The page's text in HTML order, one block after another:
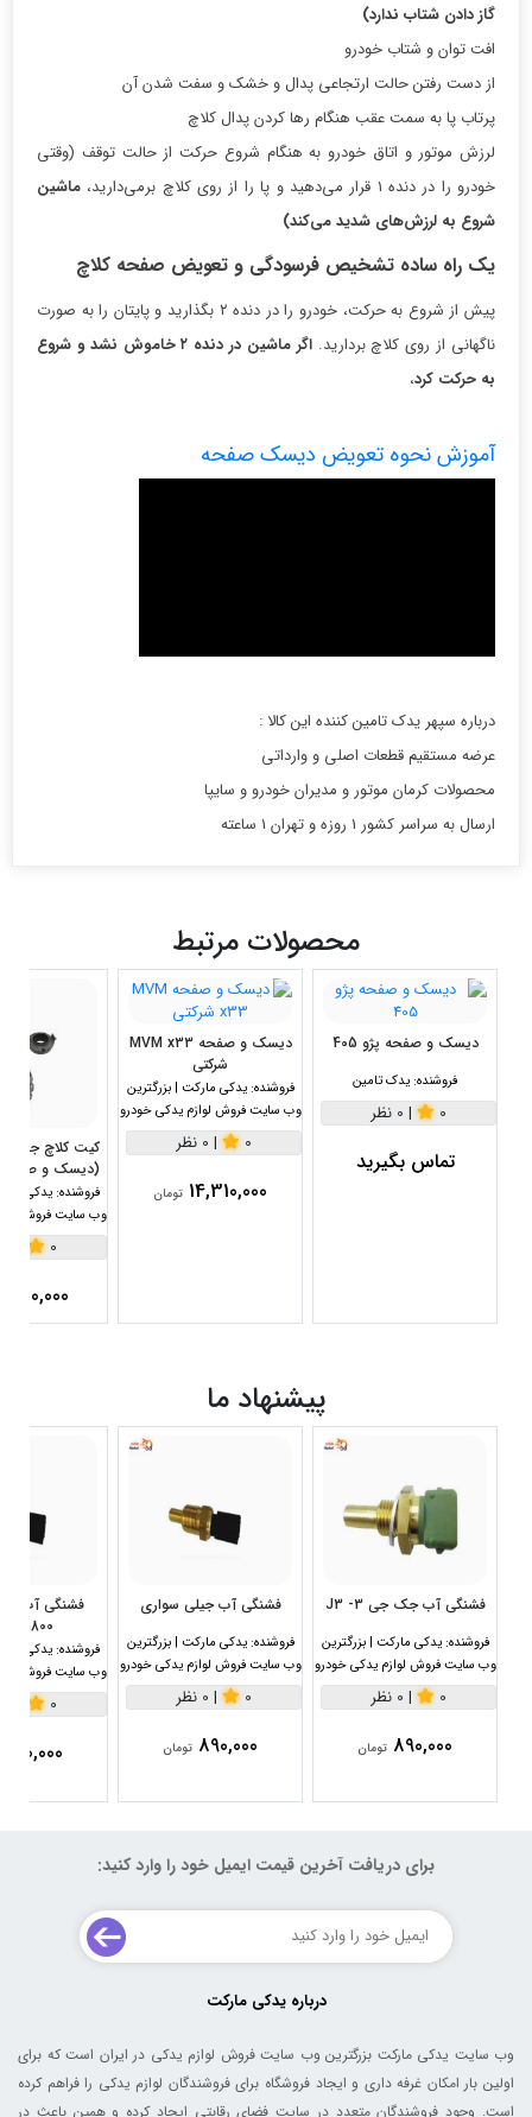
گاز دادن شتاب ندارد)
افت توان و شتاب خودرو
از دست رفتن حالت ارتجاعی پدال و خشک و سفت شدن آن
پرتاب پا به سمت عقب هنگام رها کردن پدال کلاچ
لرزش موتور و اتاق خودرو به هنگام شروع حرکت از حالت توقف (وقتی
خودرو را در دنده ۱ قرار می‌دهید و پا را از روی کلاچ برمی‌دارید،
ماشین
شروع به لرزش‌های شدید می‌کند)
یک راه ساده تشخیص فرسودگی و تعویض صفحه کلاچ
پیش از شروع به حرکت، خودرو را در دنده ۲ بگذارید و پایتان را به صورت
ناگهانی از روی کلاچ بردارید.
اگر ماشین در دنده ۲ خاموش نشد و شروع
به حرکت کرد،
آموزش نحوه تعویض دیسک صفحه
درباره سپهر یدک تامین کننده این کالا :
عرضه مستقیم قطعات اصلی و وارداتی
محصولات کرمان موتور و مدیران خودرو و سایپا
ارسال به سراسر کشور 1 روزه و تهران 1 ساعته
محصولات مرتبط
دیسک و صفحه پژو 405
فروشنده: یدک تامین
0
| 0 نظر
تماس بگیرید
دیسک و صفحه MVM x33
شرکتی
فروشنده: یدکی مارکت | بزرگترین
وب سایت فروش لوازم یدکی خودرو
0
| 0 نظر
14,310,000 تومان
(دیسک و صفحه
فروشنده: یدکی
وب سایت فروش
0
پیشنهاد ما
فشنگی آب جک جی 3- J3
فروشنده: یدکی مارکت | بزرگترین
وب سایت فروش لوازم یدکی خودرو
0
| 0 نظر
890,000 تومان
فشنگی آب جیلی سواری
فروشنده: یدکی مارکت | بزرگترین
وب سایت فروش لوازم یدکی خودرو
0
| 0 نظر
890,000 تومان
1800سی سی
فروشنده: یدکی
وب سایت فروش
0
890,000
برای دریافت آخرین قیمت ایمیل خود را وارد کنید:
درباره یدکی مارکت
وب سایت یدکی مارکت بزرگترین وب سایت فروش لوازم یدکی در ایران است که برای
اولین بار امکان غرفه داری و ایجاد فروشگاه برای فروشندگان لوازم یدکی را فراهم کرده
است. وجود فروشندگان متعدد در سایت فضای رقابتی ایجاد کرده و همین باعث در